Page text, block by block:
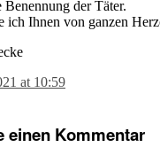
Benennung der Täter.
ich Ihnen von ganzen
at 10:59
einen Kommentar